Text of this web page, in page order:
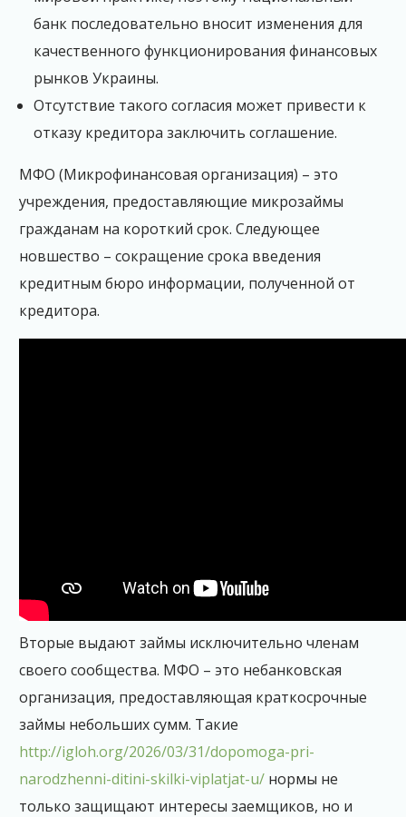
банк последовательно вносит изменения для
качественного функционирования финансовых
рынков Украины.
Отсутствие такого согласия может привести к
отказу кредитора заключить соглашение.
МФО (Микрофинансовая организация) – это
учреждения, предоставляющие микрозаймы
гражданам на короткий срок. Следующее
новшество – сокращение срока введения
кредитным бюро информации, полученной от
кредитора.
Вторые выдают займы исключительно членам
своего сообщества. МФО – это небанковская
организация, предоставляющая краткосрочные
займы небольших сумм. Такие
http://igloh.org/2026/03/31/dopomoga-pri-
narodzhenni-ditini-skilki-viplatjat-u/ нормы не
только защищают интересы заемщиков, но и